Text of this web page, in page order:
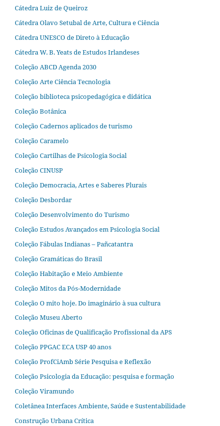
Cátedra Luiz de Queiroz
Cátedra Olavo Setubal de Arte, Cultura e Ciência
Cátedra UNESCO de Direto à Educação
Cátedra W. B. Yeats de Estudos Irlandeses
Coleção ABCD Agenda 2030
Coleção Arte Ciência Tecnologia
Coleção biblioteca psicopedagógica e didática
Coleção Botânica
Coleção Cadernos aplicados de turismo
Coleção Caramelo
Coleção Cartilhas de Psicologia Social
Coleção CINUSP
Coleção Democracia, Artes e Saberes Plurais
Coleção Desbordar
Coleção Desenvolvimento do Turismo
Coleção Estudos Avançados em Psicologia Social
Coleção Fábulas Indianas – Pañcatantra
Coleção Gramáticas do Brasil
Coleção Habitação e Meio Ambiente
Coleção Mitos da Pós-Modernidade
Coleção O mito hoje. Do imaginário à sua cultura
Coleção Museu Aberto
Coleção Oficinas de Qualificação Profissional da APS
Coleção PPGAC ECA USP 40 anos
Coleção ProfCiAmb Série Pesquisa e Reflexão
Coleção Psicologia da Educação: pesquisa e formação
Coleção Viramundo
Coletânea Interfaces Ambiente, Saúde e Sustentabilidade
Construção Urbana Crítica